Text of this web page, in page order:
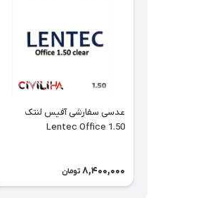
عدسی سفارشی آفیس لنتک
Lentec Office 1.50
8,400,000 تومان